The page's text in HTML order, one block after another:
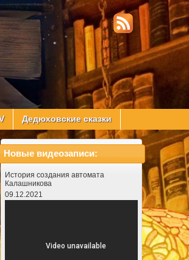
Дедюховские сказки
Новые видеозаписи:
История создания автомата
Калашникова
09.12.2021